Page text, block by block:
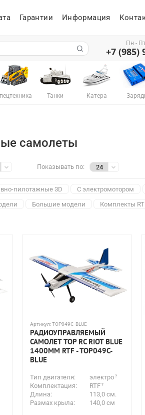
Гарантии Информация
Пн -
+7 (985)
Танки Катера
самолеты
Показывать по:
пилотажные 3D С электромотором
Большие модели Комплекты
Артикул:TOP049C-BLUE
РАДИОУПРАВЛЯЕМЫЙ
САМОЛЕТ TOP RC RIOT BLUE
1400MM RTF - TOP049C-
BLUE
Тип двигателя:
электро
Комплектация:
RTF
Длина:
113,0 см.
Размах крыла:
140,0 см